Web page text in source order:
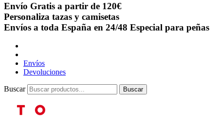
Envío Gratis a partir de 120€
Personaliza tazas y camisetas
Envíos a toda España en 24/48 Especial para peñas
Envíos
Devoluciones
Buscar Buscar